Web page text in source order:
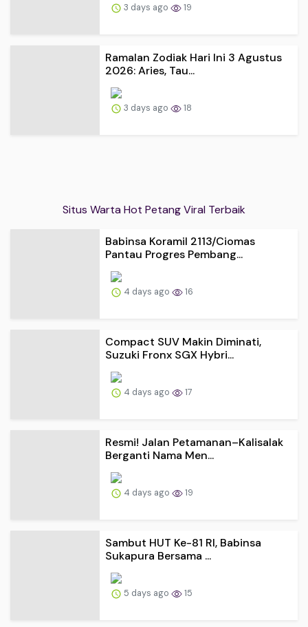
3 days ago 19
Ramalan Zodiak Hari Ini 3 Agustus
2026: Aries, Tau...
3 days ago 18
Situs Warta Hot Petang Viral Terbaik
Babinsa Koramil 2113/Ciomas
Pantau Progres Pembang...
4 days ago 16
Compact SUV Makin Diminati,
Suzuki Fronx SGX Hybri...
4 days ago 17
Resmi! Jalan Petamanan–Kalisalak
Berganti Nama Men...
4 days ago 19
Sambut HUT Ke-81 RI, Babinsa
Sukapura Bersama ...
5 days ago 15